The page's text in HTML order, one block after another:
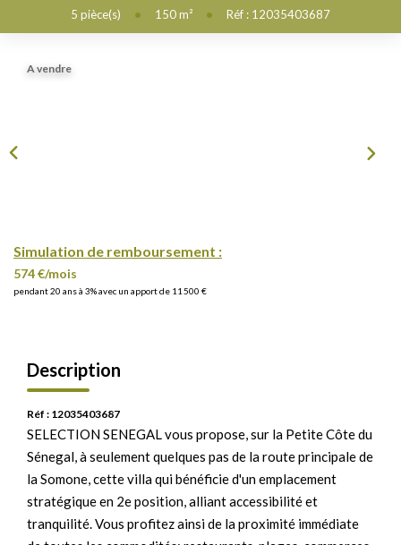
CONTACT
5 pièce(s) • 150m² • Réf : 12035403687
A vendre
Simulation de remboursement :
574 €/mois
pendant 20 ans à 3% avec un apport de 11 500 €
Description
Réf : 12035403687
SELECTION SENEGAL vous propose, sur la Petite Côte du
Sénegal, à seulement quelques pas de la route principale de
la Somone, cette villa qui bénéficie d'un emplacement
stratégique en 2e position, alliant accessibilité et
tranquilité. Vous profitez ainsi de la proximité immédiate